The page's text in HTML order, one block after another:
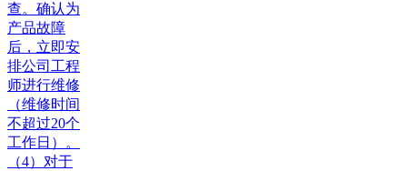
查。确认为
产品故障
后，立即安
排公司工程
师进行维修
（维修时间
不超过20个
工作日）。
（4）对于